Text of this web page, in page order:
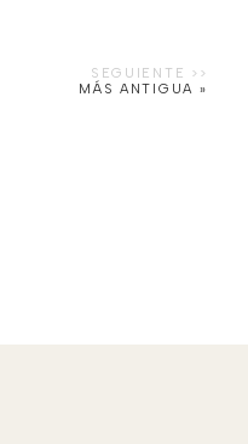
MÁS ANTIGUA »